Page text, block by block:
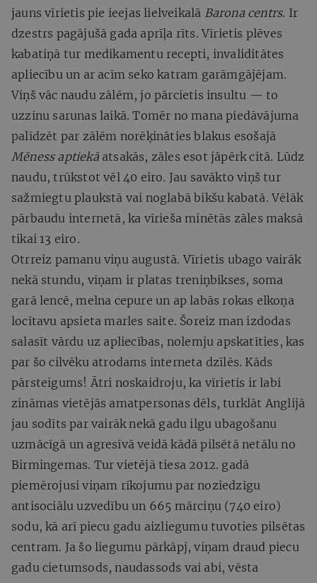
jauns vīrietis pie ieejas lielveikalā Barona centrs. Ir
dzestrs pagājušā gada aprīļa rīts. Vīrietis plēves
kabatiņā tur medikamentu recepti, invaliditātes
apliecību un ar acīm seko katram garāmgājējam.
Viņš vāc naudu zālēm, jo pārcietis insultu — to
uzzinu sarunas laikā. Tomēr no mana piedāvājuma
palīdzēt par zālēm norēķināties blakus esošajā
Mēness aptiekāatsakās, zāles esot jāpērk citā. Lūdz
naudu, trūkstot vēl 40 eiro. Jau savākto viņš tur
sažmiegtu plaukstā vai noglabā bikšu kabatā. Vēlāk
pārbaudu internetā, ka vīrieša minētās zāles maksā
tikai 13 eiro.
Otrreiz pamanu viņu augustā. Vīrietis ubago vairāk
nekā stundu, viņam ir platas treniņbikses, soma
garā lencē, melna cepure un ap labās rokas elkoņa
locītavu apsieta marles saite. Šoreiz man izdodas
salasīt vārdu uz apliecības, nolemju apskatīties, kas
par šo cilvēku atrodams interneta dzīlēs. Kāds
pārsteigums! Ātri noskaidroju, ka vīrietis ir labi
zināmas vietējās amatpersonas dēls, turklāt Anglijā
jau sodīts par vairāk nekā gadu ilgu ubagošanu
uzmācīgā un agresīvā veidā kādā pilsētā netālu no
Birmingemas. Tur vietējā tiesa 2012. gadā
piemērojusi viņam rīkojumu par noziedzīgu
antisociālu uzvedību un 665 mārciņu (740 eiro)
sodu, kā arī piecu gadu aizliegumu tuvoties pilsētas
centram. Ja šo liegumu pārkāpj, viņam draud piecu
gadu cietumsods, naudassods vai abi, vēsta